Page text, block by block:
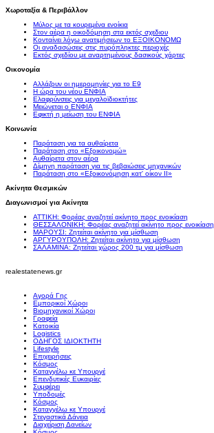
Χωροταξία & Περιβάλλον
Μύλος με τα κουρεμένα ενοίκια
Στον αέρα η οικοδόμηση στα εκτός σχεδιου
Κονταίνει λόγω ανατιμήσεων το ΕΞΟΙΚΟΝΟΜΩ
Οι αναδασώσεις στις πυρόπληκτες περιοχές
Εκτός σχεδίου με αναρτημένους δασικούς χάρτες
Οικονομία
Αλλάζουν οι ημερομηνίες για το Ε9
Η ώρα του νέου ΕΝΦΙΑ
Ελαφρύνσεις για μεγαλοϊδιοκτήτες
Μειώνεται ο ΕΝΦΙΑ
Εφικτή η μείωση του ΕΝΦΙΑ
Κοινωνία
Παράταση για τα αυθαίρετα
Παράταση στο «Εξοικονομώ»
Αυθαίρετα στον αέρα
Δίμηνη παράταση για τις βεβαιώσεις μηχανικών
Παράταση στο «Εξοικονόμηση κατ' οίκον II»
Ακίνητα Θεσμικών
Διαγωνισμοί για Ακίνητα
ΑΤΤΙΚΗ: Φορέας αναζητεί ακίνητο προς ενοικίαση
ΘΕΣΣΑΛΟΝΙΚΗ: Φορέας αναζητεί ακίνητο προς ενοικίαση
ΜΑΡΟΥΣΙ: Ζητείται ακίνητο για μίσθωση
ΑΡΓΥΡΟΥΠΟΛΗ: Ζητείται ακίνητο για μίσθωση
ΣΑΛΑΜΙΝΑ: Ζητείται χώρος 200 τμ για μίσθωση
realestatenews.gr
Αγορά Γης
Εμπορικοί Χώροι
Βιομηχανικοί Χώροι
Γραφεία
Κατοικία
Logistics
ΟΔΗΓΟΣ ΙΔΙΟΚΤΗΤΗ
Lifestyle
Επιχειρήσεις
Κόσμος
Καταγγέλω κε Υπουργέ
Επενδυτικές Ευκαιρίες
Συμφέρει
Υποδομές
Κόσμος
Καταγγέλω κε Υπουργέ
Στεγαστικά Δάνεια
Διαχείριση Δανείων